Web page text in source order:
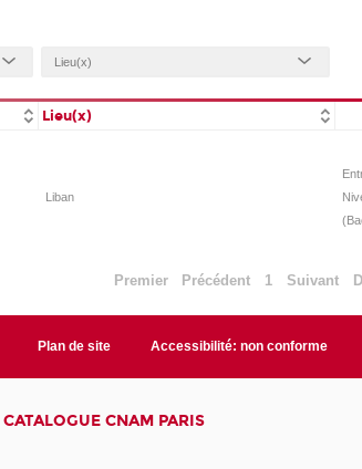
Lieu(x)
Liban
Premier Précédent 1 Suivant
Plan de site Accessibilité: non conforme
CATALOGUE CNAM PARIS